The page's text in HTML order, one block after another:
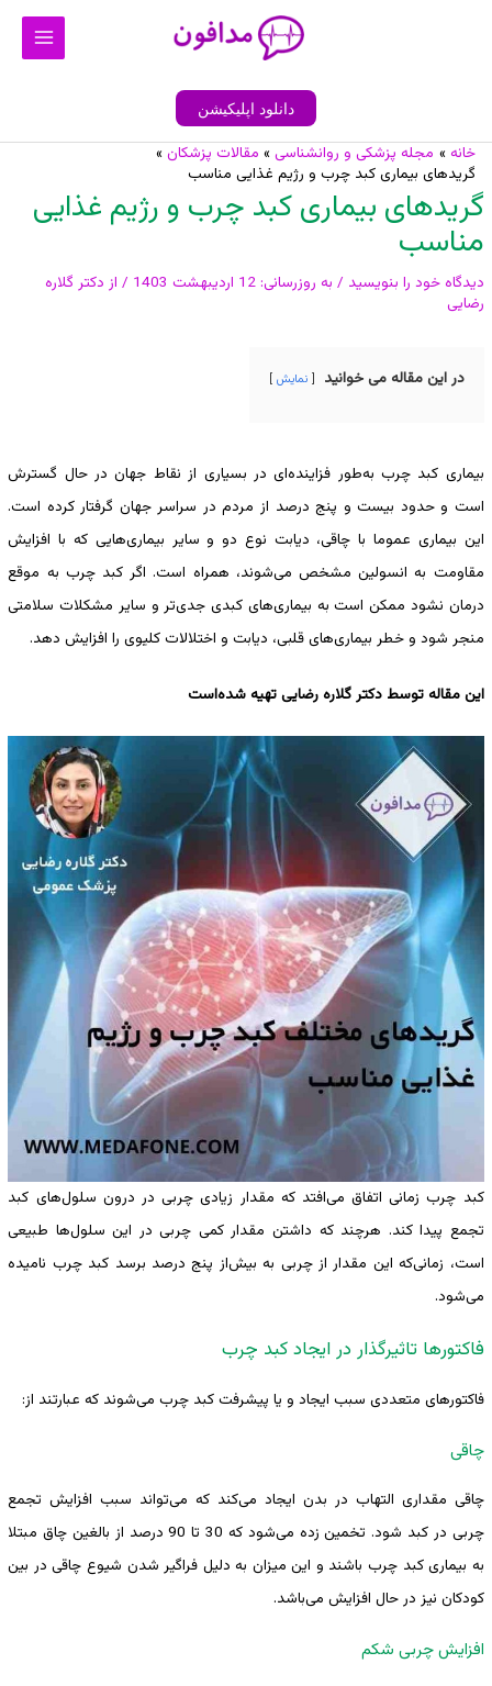
Main
دانلود اپلیکیشن
خانه مجله پزشکی و روانشناسی
مقالات پزشکان
گریدهای بیماری کبد چرب و رژیم غذایی مناسب
گریدهای بیماری کبد چرب و رژیم غذایی
مناسب
دیدگاه‌ خود را بنویسید / به روزرسانی: 12 اردیبهشت 1403 / از دکتر گلاره
رضایی
در این مقاله می خوانید نمایش
بیماری کبد چرب به‌طور فزاینده‌ای در بسیاری از نقاط جهان در حال گسترش
است و حدود بیست و پنج درصد از مردم در سراسر جهان گرفتار کرده ‌است.
این بیماری عموما با چاقی، دیابت نوع دو و سایر بیماری‌هایی که با افزایش
مقاومت به انسولین مشخص می‌شوند، همراه است. اگر کبد چرب به‌ موقع
درمان نشود ممکن است به بیماری‌های کبدی جدی‌تر و سایر مشکلات سلامتی
منجر شود و خطر بیماری‌های قلبی، دیابت و اختلالات کلیوی را افزایش دهد.
این مقاله توسط دکتر گلاره رضایی تهیه ‌شده‌است
کبد چرب زمانی اتفاق می‌افتد که مقدار زیادی چربی در درون سلول‌های کبد
تجمع پیدا کند. هرچند که داشتن مقدار کمی چربی در این سلول‌ها طبیعی
است، زمانی‌که این مقدار از چربی به بیش‌از پنج درصد برسد کبد چرب نامیده
می‌شود.
فاکتورها تاثیرگذار در ایجاد کبد چرب
فاکتورهای متعددی سبب ایجاد و یا پیشرفت کبد چرب می‌شوند که عبارتند از:
چاقی
چاقی مقداری التهاب در بدن ایجاد می‌کند که می‌تواند سبب افزایش تجمع
چربی در کبد شود. تخمین زده می‌شود که 30 تا 90 درصد از بالغین چاق مبتلا
به بیماری کبد چرب باشند و این میزان به دلیل فراگیر شدن شیوع چاقی در بین
کودکان نیز در حال افزایش می‌باشد.
افزایش چربی شکم
پیمایش
نوشته